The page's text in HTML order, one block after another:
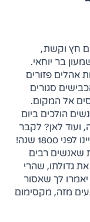
חץ וקשת,
בר יוחאי.
אהלים פזורים
סגורים
אל המקום.
הולכים ביום
לאן? לקבר
של מישהו שנפטר במאה ה-2 לספירה, היינו לפני 1800 שנה!
שאנשים רבים
גדולתו, שהרי
לך שאסור
מזה, מקסימום